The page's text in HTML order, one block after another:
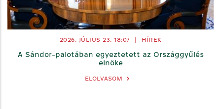
2026. JÚLIUS 23. 18:07 HÍREK
A Sándor-palotában egyeztetett az Országgyűlés
elnöke
ELOLVASOM